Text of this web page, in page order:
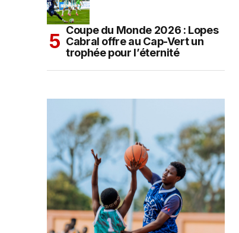
Coupe du Monde 2026 : Lopes
Cabral offre au Cap-Vert un
trophée pour l’éternité